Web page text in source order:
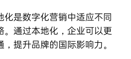
化是数字化营销中适应不同
。通过本地化，企业可以更
提升品牌的国际影响力。